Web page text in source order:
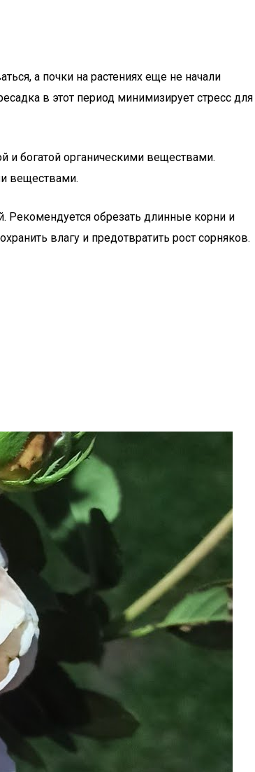
а почки на растениях еще не начали
в этот период минимизирует стресс для
и богатой органическими веществами.
веществами.
Рекомендуется обрезать длинные корни и
влагу и предотвратить рост сорняков.